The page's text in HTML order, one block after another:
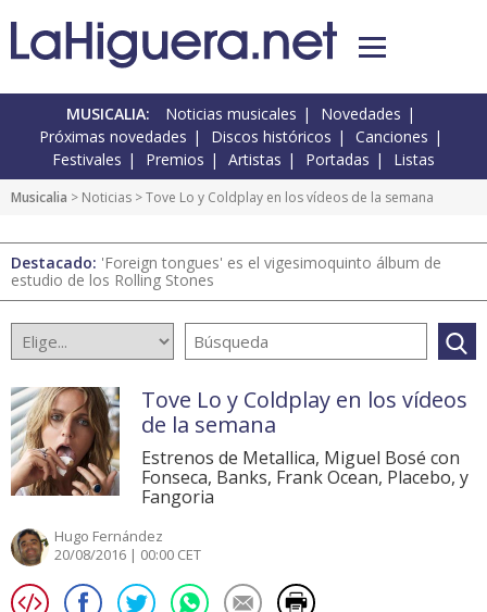
MUSICALIA: Noticias musicales
Novedades
Próximas novedades
Discos históricos
Canciones
Festivales
Premios Artistas Portadas Listas
Musicalia > Noticias > Tove Lo y Coldplay en los vídeos de la semana
Destacado: 'Foreign tongues' es el vigesimoquinto álbum de
estudio de los Rolling Stones
Tove Lo y Coldplay en los vídeos
de la semana
Estrenos de Metallica, Miguel Bosé con
Fonseca, Banks, Frank Ocean, Placebo, y
Fangoria
Hugo Fernández
20/08/2016 | 00:00 CET